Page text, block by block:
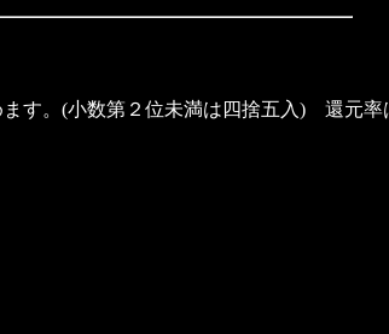
す。(小数第２位未満は四捨五入) 還元率